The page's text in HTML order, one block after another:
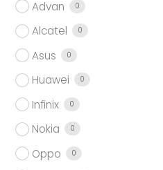
Advan 0
Alcatel 0
Asus 0
Huawei 0
Infinix 0
Nokia 0
Oppo 0